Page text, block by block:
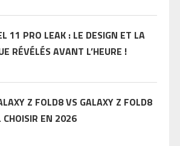
11 PRO LEAK : LE DESIGN ET LA
RÉVÉLÉS AVANT L’HEURE !
Z FOLD8 VS GALAXY Z FOLD8
CHOISIR EN 2026